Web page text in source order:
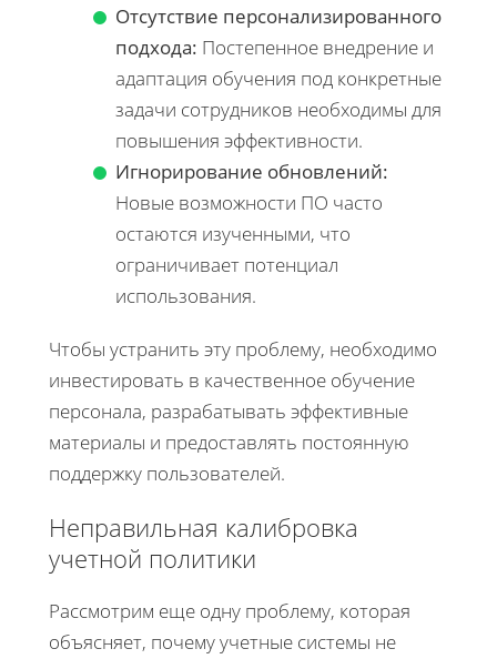
Отсутствие персонализированного
подхода: Постепенное внедрение и
адаптация обучения под конкретные
задачи сотрудников необходимы для
повышения эффективности.
Игнорирование обновлений:
Новые возможности ПО часто
остаются изученными, что
ограничивает потенциал
использования.
Чтобы устранить эту проблему, необходимо
инвестировать в качественное обучение
персонала, разрабатывать эффективные
материалы и предоставлять постоянную
поддержку пользователей.
Неправильная калибровка
учетной политики
Рассмотрим еще одну проблему, которая
объясняет, почему учетные системы не